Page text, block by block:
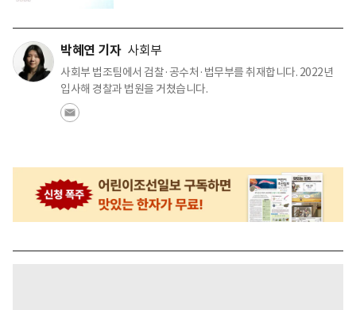
박혜연 기자 사회부
사회부 법조팀에서 검찰·공수처·법무부를 취재합니다. 2022년
입사해 경찰과 법원을 거쳤습니다.